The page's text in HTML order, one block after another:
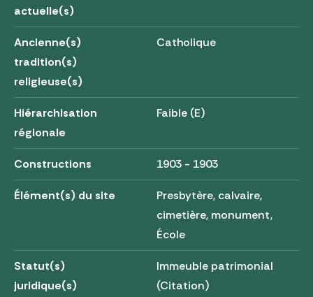
actuelle(s)
Ancienne(s)
tradition(s)
religieuse(s)
Catholique
Hiérarchisation
régionale
Faible (E)
Constructions 1903 - 1903
Élément(s) du site
Presbytère, calvaire,
cimetière, monument,
École
Statut(s)
juridique(s)
Immeuble patrimonial
(Citation)